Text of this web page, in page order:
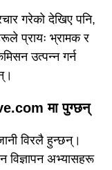
गरेको देखिए पनि,
प्रायः भ्रामक र
उत्पन्न गर्न
मा पुग्छन्
विरलै हुन्छन्।
अभ्यासहरू